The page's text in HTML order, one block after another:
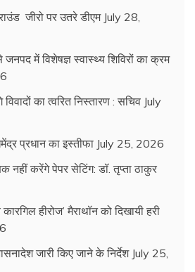
जीरो पर उतरे डीएम July 28,
में विशेषज्ञ स्वास्थ्य शिविरों का क्रम
का त्वरित निस्तारण : सचिव July
प्रधान का इस्तीफा July 25, 2026
नहीं करेंगे पेपर सेटिंग: डॉ. तृप्ता ठाकुर
हीरोज’ मैराथॉन को दिखायी हरी
जारी किए जाने के निर्देश July 25,